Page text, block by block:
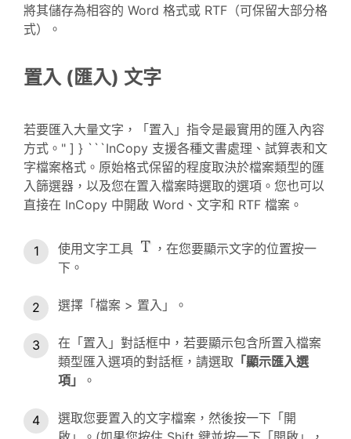
將其儲存為相容的 Word 格式或 RTF（可保留大部分格
式）。
置入 (匯入) 文字
若要匯入大量文字，「置入」指令是最實用的匯入內容
方式。" ] } ```InCopy 支援各種文書處理、試算表和文
字檔案格式。原始格式保留的程度取決於檔案類型的匯
入篩選器，以及您在置入檔案時選取的選項。您也可以
直接在 InCopy 中開啟 Word、文字和 RTF 檔案。
使用文字工具
，在您要顯示文字的位置按一
下。
選擇「檔案 > 置入」。
在「置入」對話框中，若要顯示包含所置入檔案
類型匯入選項的對話框，請選取 「顯示匯入選
項」
。
選取您要置入的文字檔案，然後按一下「開